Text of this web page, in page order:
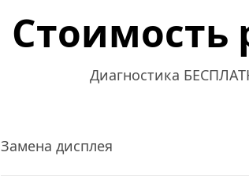
Стоимость
Диагностика
Замена дисплея